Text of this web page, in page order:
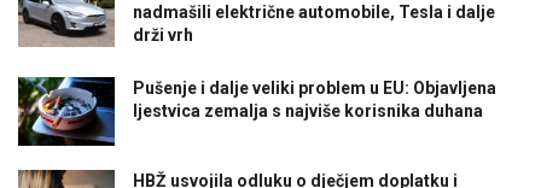
nadmašili električne automobile, Tesla i dalje
drži vrh
Pušenje i dalje veliki problem u EU: Objavljena
ljestvica zemalja s najviše korisnika duhana
HBŽ usvojila odluku o dječjem doplatku i